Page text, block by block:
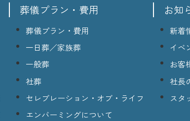
葬儀プラン・費用
葬儀プラン・費用
一日葬／家族葬
一般葬
社葬
セレブレーション・オブ・ライフ
エンバーミングについて
お知
新着
イベ
お客
社長
スタ